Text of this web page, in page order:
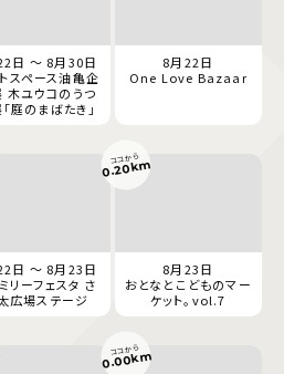
日 ～ 8月30日
スペース油亀企
木ユウコのうつ
庭のまばたき」
8月22日
One Love Bazaar
日 ～ 8月23日
リーフェスタ さ
広場ステージ
8月23日
おとなとこどものマー
ケット。vol.7
ココから
0.20km
ココから
0.00km